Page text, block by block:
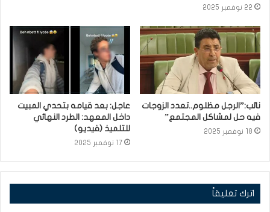
22 نوفمبر 2025
نائب:”الرجل مظلوم..تعدد الزوجات
فيه حل لمشاكل المجتمع”
18 نوفمبر 2025
عاجل: بعد قيامه بتحدي المبيت
داخل المعهد: الطرد النهائي
للتلميذ (فيديو)
17 نوفمبر 2025
اترك تعليقاً